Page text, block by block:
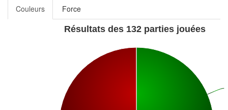
Couleurs
Force
Résultats des 132 parties jouées